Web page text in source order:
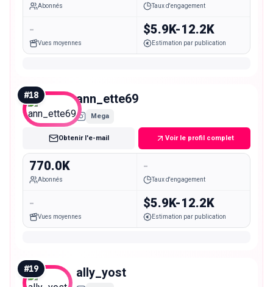
Abonnés Taux d'engagement
-
Vues moyennes
$5.9K-12.2K
Estimation par publication
#18 ann_ette69
Mega
Obtenir l'e-mail Voir le profil complet
770.0K
Abonnés
-
Taux d'engagement
-
Vues moyennes
$5.9K-12.2K
Estimation par publication
#19 ally_yost